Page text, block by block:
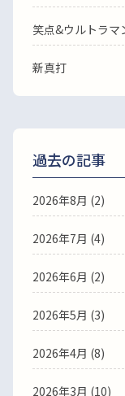
笑点&ウルトラ
新真打
過去の記事
2026年8月 (2)
2026年7月 (4)
2026年6月 (2)
2026年5月 (3)
2026年4月 (8)
2026年3月 (10)